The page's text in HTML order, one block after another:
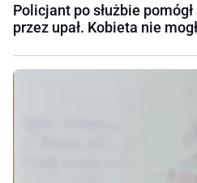
Policjant po służbie
przez upał. Kobieta nie